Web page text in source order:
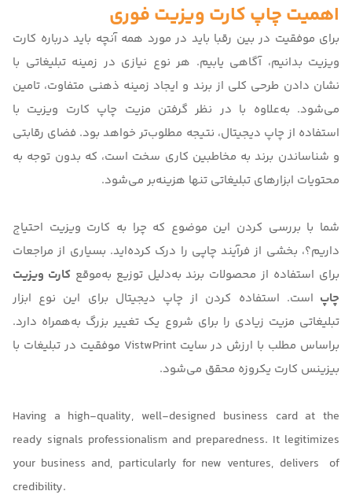
اهمیت چاپ کارت ویزیت فوری
برای موفقیت در بین رقبا باید در مورد همه آنچه باید درباره کارت
ویزیت بدانیم، آگاهی یابیم. هر نوع نیازی در زمینه تبلیغاتی با
نشان دادن طرحی کلی از برند و ایجاد زمینه ذهنی متفاوت، تامین
می‌شود. به‌علاوه با در نظر گرفتن مزیت چاپ کارت ویزیت با
استفاده از چاپ دیجیتال، نتیجه مطلوب‌تر خواهد بود. فضای رقابتی
و شناساندن برند به مخاطبین کاری سخت است، که بدون توجه به
محتویات ابزارهای تبلیغاتی تنها هزینه‌بر می‌شود.
شما با بررسی کردن این موضوع که چرا به کارت ویزیت احتیاج
داریم؟، بخشی از فرآیند چاپی را درک کرده‌اید. بسیاری از مراجعات
برای استفاده از محصولات برند به‌دلیل توزیع به‌موقعکارت ویزیت
چاپ است. استفاده کردن از چاپ دیجیتال برای این نوع ابزار
تبلیغاتی مزیت زیادی را برای شروع یک تغییر بزرگ به‌همراه دارد.
براساس مطلب با ارزش در سایت VistwPrint موفقیت در تبلیغات با
بیزینس کارت یکروزه محقق می‌شود.
Having a high-quality, well-designed business card at the
ready signals professionalism and preparedness. It legitimizes
your business and, particularly for new ventures, delivers of
credibility.